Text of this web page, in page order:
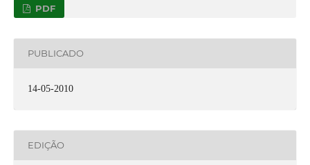
PDF
PUBLICADO
14-05-2010
EDIÇÃO